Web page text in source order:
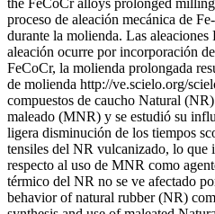
the FeCoCr alloys prolonged
proceso de aleación mecánica de
durante la molienda. Las
aleación ocurre por incorporación
FeCoCr, la molienda prolongada
de molienda http://ve.scielo.org/
compuestos de caucho Natural
maleado (MNR) y se estudió su
ligera disminución de los tiempos
tensiles del NR vulcanizado, lo que
respecto al uso de MNR como
térmico del NR no se ve afectado
behavior of natural rubber (NR)